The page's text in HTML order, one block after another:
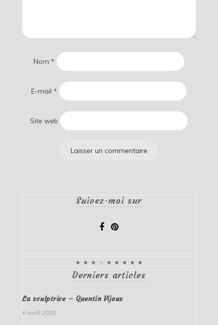
Nom *
E-mail *
Site web
Suivez-moi sur
Derniers articles
La sculptrice – Quentin Vijoux
6 août 2026